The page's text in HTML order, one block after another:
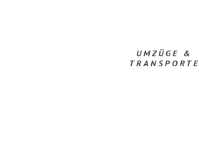
UMZÜGE &
TRANSPORTE